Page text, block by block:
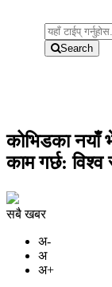
Search
कोभिडका नयाँ
काम गर्छ:
सबै खबर
अ-
अ
अ+